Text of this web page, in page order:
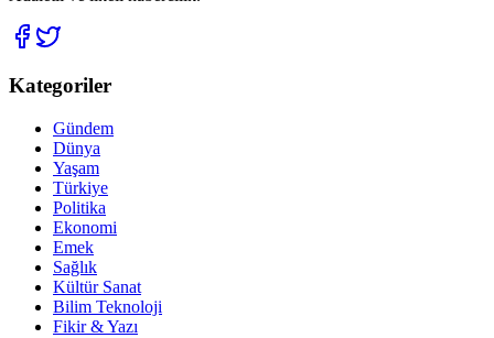
Kategoriler
Gündem
Dünya
Yaşam
Türkiye
Politika
Ekonomi
Emek
Sağlık
Kültür Sanat
Bilim Teknoloji
Fikir & Yazı